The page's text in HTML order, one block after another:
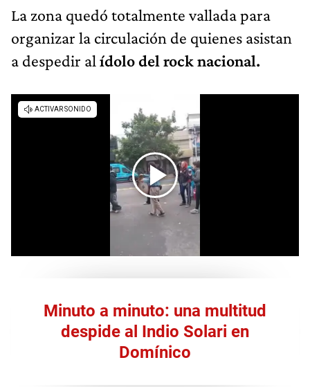
La zona quedó totalmente vallada para
organizar la circulación de quienes asistan
a despedir al ídolo del rock nacional.
Minuto a minuto: una multitud
despide al Indio Solari en
Domínico